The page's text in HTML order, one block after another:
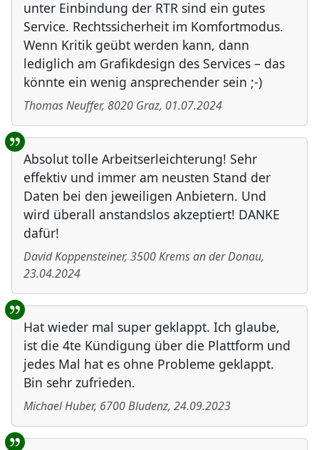
unter Einbindung der RTR sind ein gutes
Service. Rechtssicherheit im Komfortmodus.
Wenn Kritik geübt werden kann, dann
lediglich am Grafikdesign des Services – das
könnte ein wenig ansprechender sein ;-)
Thomas Neuffer, 8020 Graz, 01.07.2024
Absolut tolle Arbeitserleichterung! Sehr
effektiv und immer am neusten Stand der
Daten bei den jeweiligen Anbietern. Und
wird überall anstandslos akzeptiert! DANKE
dafür!
David Koppensteiner, 3500Krems an der Donau,
23.04.2024
Hat wieder mal super geklappt. Ich glaube,
ist die 4te Kündigung über die Plattform und
jedes Mal hat es ohne Probleme geklappt.
Bin sehr zufrieden.
Michael Huber, 6700Bludenz, 24.09.2023